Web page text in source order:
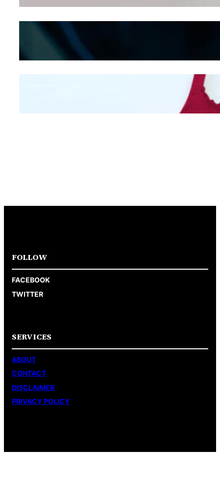
Kepribadian
Mengintip Kepribadian
Wanita Dari Warna Bra
FOLLOW
FACEBOOK
TWITTER
SERVICES
ABOUT
CONTACT
DISCLAIMER
PRIVACY POLICY